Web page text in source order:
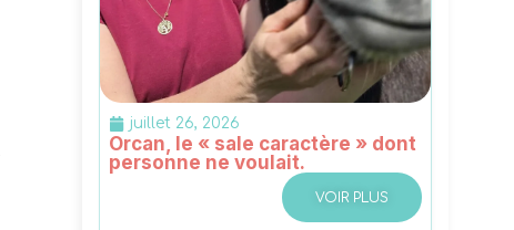
juillet 26, 2026
Orcan, le « sale caractère » dont
personne ne voulait.
VOIR PLUS